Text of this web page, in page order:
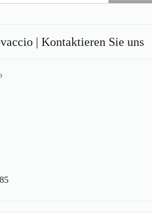
| Kontaktieren Sie uns